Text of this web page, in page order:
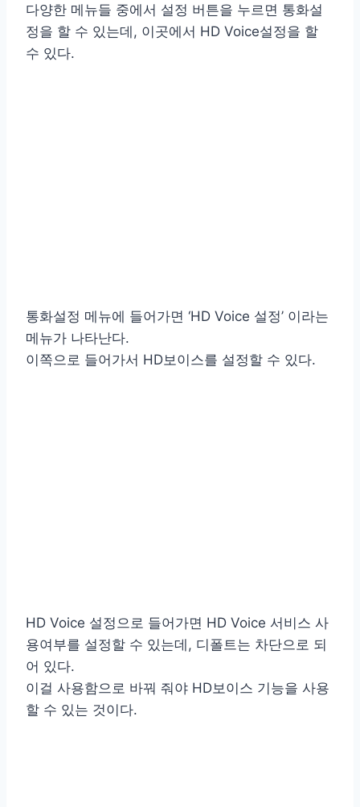
다양한 메뉴들 중에서 설정 버튼을 누르면 통화설
정을 할 수 있는데, 이곳에서 HD Voice설정을 할
수 있다.
통화설정 메뉴에 들어가면 ‘HD Voice 설정’ 이라는
메뉴가 나타난다.
이쪽으로 들어가서 HD보이스를 설정할 수 있다.
HD Voice 설정으로 들어가면 HD Voice 서비스 사
용여부를 설정할 수 있는데, 디폴트는 차단으로 되
어 있다.
이걸 사용함으로 바꿔 줘야 HD보이스 기능을 사용
할 수 있는 것이다.